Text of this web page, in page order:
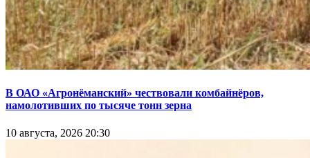
В ОАО «Агронёманский» чествовали комбайнёров,
намолотивших по тысяче тонн зерна
10 августа, 2026 20:30